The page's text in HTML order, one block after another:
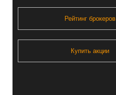
Рейтинг брокеров
Купить акции